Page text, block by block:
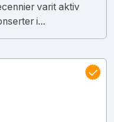
varit aktiv
i...